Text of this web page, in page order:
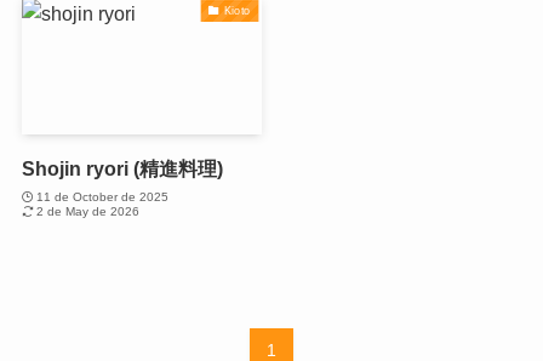
Kioto
Shojin ryori (精進料理)
11 de October de 2025
2 de May de 2026
1